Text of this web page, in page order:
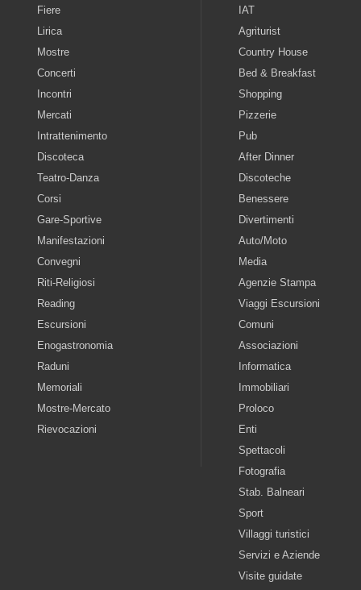
Fiere
Lirica
Mostre
Concerti
Incontri
Mercati
Intrattenimento
Discoteca
Teatro-Danza
Corsi
Gare-Sportive
Manifestazioni
Convegni
Riti-Religiosi
Reading
Escursioni
Enogastronomia
Raduni
Memoriali
Mostre-Mercato
Rievocazioni
IAT
Agriturist
Country House
Bed & Breakfast
Shopping
Pizzerie
Pub
After Dinner
Discoteche
Benessere
Divertimenti
Auto/Moto
Media
Agenzie Stampa
Viaggi Escursioni
Comuni
Associazioni
Informatica
Immobiliari
Proloco
Enti
Spettacoli
Fotografia
Stab. Balneari
Sport
Villaggi turistici
Servizi e Aziende
Visite guidate